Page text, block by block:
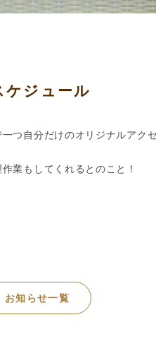
ケジュール
つ自分だけのオリジナルアク
業もしてくれるとのこと！
お知らせ一覧